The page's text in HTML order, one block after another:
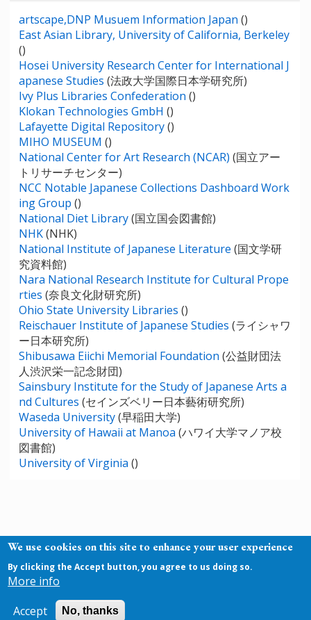
artscape,DNP Musuem Information Japan ()
East Asian Library, University of California, Berkeley
()
Hosei University Research Center for International J
apanese Studies (法政大学国際日本学研究所)
Ivy Plus Libraries Confederation ()
Klokan Technologies GmbH ()
Lafayette Digital Repository()
MIHO MUSEUM ()
National Center for Art Research (NCAR) (国立アー
トリサーチセンター)
NCC Notable Japanese Collections Dashboard Work
ing Group ()
National Diet Library(国立国会図書館)
NHK(NHK)
National Institute of Japanese Literature (国文学研
究資料館)
Nara National Research Institute for Cultural Prope
rties (奈良文化財研究所)
Ohio State University Libraries ()
Reischauer Institute of Japanese Studies (ライシャワ
ー日本研究所)
Shibusawa Eiichi Memorial Foundation (公益財団法
人渋沢栄一記念財団)
Sainsbury Institute for the Study of Japanese Arts a
nd Cultures (セインズベリー日本藝術研究所)
Waseda University(早稲田大学)
University of Hawaii at Manoa (ハワイ大学マノア校
図書館)
University of Virginia ()
Copyright (C) 2019 National Institutes for the
National Institutes for the Humanities
We use cookies on this site to enhance your user experience
By clicking the Accept button, you agree to us doing so.
More info
Accept
No, thanks